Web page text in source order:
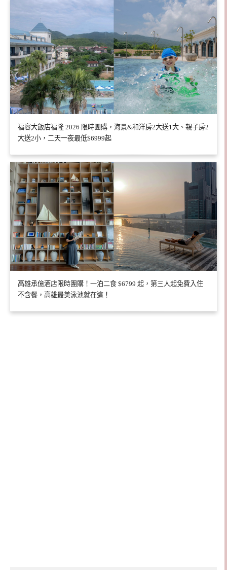
福容大飯店福隆 2026 限時團購，海景&和洋房2大送1大、親子房2
大送2小，二天一夜最低$6999起
高雄承億酒店限時團購！一泊二食 $6799 起，第三人起免費入住
不含餐，高雄最美泳池就在這！